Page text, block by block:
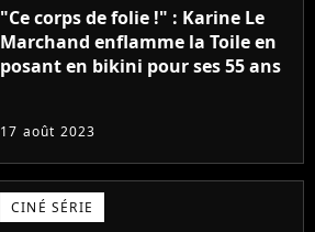
"Ce corps de folie !" : Karine Le
Marchand enflamme la Toile en
posant en bikini pour ses 55 ans
17 août 2023
CINÉ SÉRIE